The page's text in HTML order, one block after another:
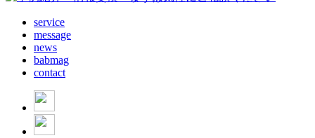
service
message
news
babmag
contact